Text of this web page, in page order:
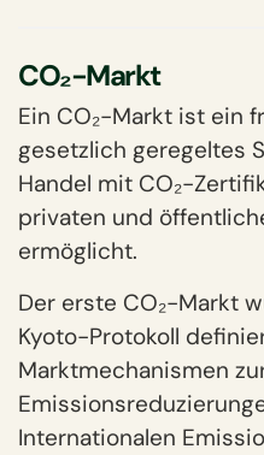
CO₂-Markt
Ein CO₂-Markt ist ein
gesetzlich geregeltes
Handel mit CO₂-
privaten und
ermöglicht.
Der erste CO₂-Markt
Kyoto-Protokoll
Marktmechanismen
Internationalen